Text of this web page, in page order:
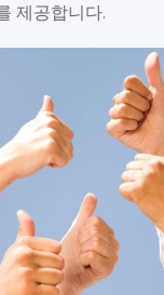
제공합니다.